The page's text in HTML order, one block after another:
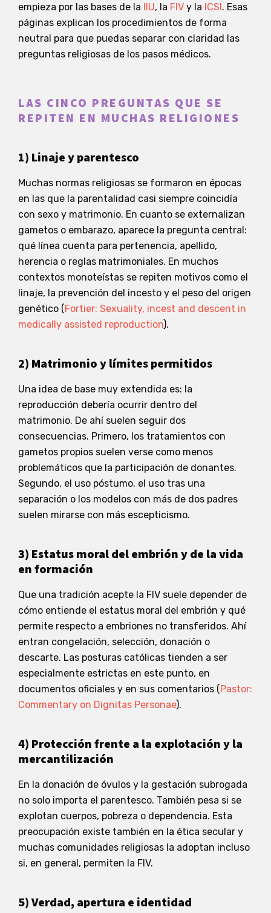
empieza por las bases de la IIU, la FIV y la ICSI. Esas
páginas explican los procedimientos de forma
neutral para que puedas separar con claridad las
preguntas religiosas de los pasos médicos.
LAS CINCO PREGUNTAS QUE SE
REPITEN EN MUCHAS RELIGIONES
1) Linaje y parentesco
Muchas normas religiosas se formaron en épocas
en las que la parentalidad casi siempre coincidía
con sexo y matrimonio. En cuanto se externalizan
gametos o embarazo, aparece la pregunta central:
qué línea cuenta para pertenencia, apellido,
herencia o reglas matrimoniales. En muchos
contextos monoteístas se repiten motivos como el
linaje, la prevención del incesto y el peso del origen
genético (Fortier: Sexuality, incest and descent in
medically assisted reproduction).
2) Matrimonio y límites permitidos
Una idea de base muy extendida es: la
reproducción debería ocurrir dentro del
matrimonio. De ahí suelen seguir dos
consecuencias. Primero, los tratamientos con
gametos propios suelen verse como menos
problemáticos que la participación de donantes.
Segundo, el uso póstumo, el uso tras una
separación o los modelos con más de dos padres
suelen mirarse con más escepticismo.
3) Estatus moral del embrión y de la vida
en formación
Que una tradición acepte la FIV suele depender de
cómo entiende el estatus moral del embrión y qué
permite respecto a embriones no transferidos. Ahí
entran congelación, selección, donación o
descarte. Las posturas católicas tienden a ser
especialmente estrictas en este punto, en
documentos oficiales y en sus comentarios (Pastor:
Commentary on Dignitas Personae).
4) Protección frente a la explotación y la
mercantilización
En la donación de óvulos y la gestación subrogada
no solo importa el parentesco. También pesa si se
explotan cuerpos, pobreza o dependencia. Esta
preocupación existe también en la ética secular y
muchas comunidades religiosas la adoptan incluso
si, en general, permiten la FIV.
5) Verdad, apertura e identidad